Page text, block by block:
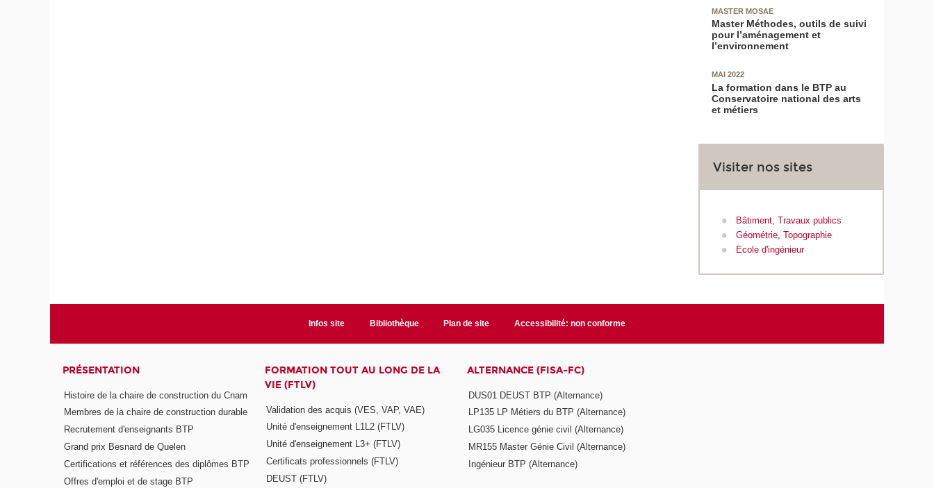
MASTER MOSAE
Master Méthodes, outils de suivi
pour l’aménagement et
l’environnement
MAI 2022
La formation dans le BTP au
Conservatoire national des arts
et métiers
Visiter nos sites
Bâtiment, Travaux publics
Géométrie, Topographie
Ecole d'ingénieur
Infos site Bibliothèque Plan de site Accessibilité: non conforme
PRÉSENTATION
Histoire de la chaire de construction du Cnam
Membres de la chaire de construction durable
Recrutement d'enseignants BTP
Grand prix Besnard de Quelen
Certifications et références des diplômes BTP
Offres d'emploi et de stage BTP
FORMATION TOUT AU LONG DE LA
VIE (FTLV)
Validation des acquis (VES, VAP, VAE)
Unité d'enseignement L1L2 (FTLV)
Unité d'enseignement L3+ (FTLV)
Certificats professionnels (FTLV)
DEUST (FTLV)
ALTERNANCE (FISA-FC)
DUS01 DEUST BTP (Alternance)
LP135 LP Métiers du BTP (Alternance)
LG035 Licence génie civil (Alternance)
MR155 Master Génie Civil (Alternance)
Ingénieur BTP (Alternance)